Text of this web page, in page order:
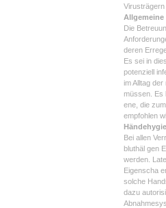
Allgemeine
Die
deren
Es sei in
potenziell
im Alltag
müssen. Es
ene, die
empfohlen
Bei allen
bluthäl gen
werden.
Eigenscha
solche
dazu